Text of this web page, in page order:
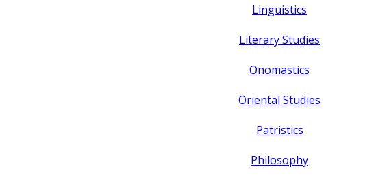
Linguistics
Literary Studies
Onomastics
Oriental Studies
Patristics
Philosophy